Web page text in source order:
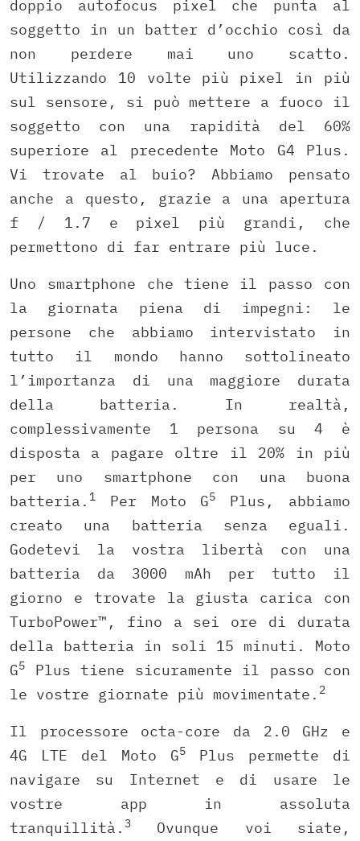
doppio autofocus pixel che punta al
soggetto in un batter d’occhio così da
non perdere mai uno scatto.
Utilizzando 10 volte più pixel in più
sul sensore, si può mettere a fuoco il
soggetto con una rapidità del 60%
superiore al precedente Moto G4 Plus.
Vi trovate al buio? Abbiamo pensato
anche a questo, grazie a una apertura
f / 1.7 e pixel più grandi, che
permettono di far entrare più luce.
Uno smartphone che tiene il passo con
la giornata piena di impegni: le
persone che abbiamo intervistato in
tutto il mondo hanno sottolineato
l’importanza di una maggiore durata
della batteria. In realtà,
complessivamente 1 persona su 4 è
disposta a pagare oltre il 20% in più
per uno smartphone con una buona
batteria. 1 Per Moto G5
Plus, abbiamo
creato una batteria senza eguali.
Godetevi la vostra libertà con una
batteria da 3000 mAh per tutto il
giorno e trovate la giusta carica con
TurboPower™, fino a sei ore di durata
della batteria in soli 15 minuti. Moto
G5
Plus tiene sicuramente il passo con
le vostre giornate più movimentate. 2
Il processore octa-core da 2.0 GHz e
4G LTE del Moto G5
Plus permette di
navigare su Internet e di usare le
vostre app in assoluta
tranquillità. 3
Ovunque voi siate,